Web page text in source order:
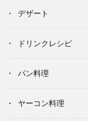
デザート
ドリンクレシピ
パン料理
ヤーコン料理